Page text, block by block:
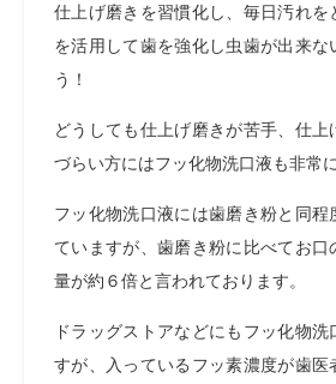
仕上げ磨きを習慣化し、毎日汚れを
を活用して歯を強化し虫歯が出来な
う！
どうしても仕上げ磨きが苦手、仕上
づらい方にはフッ化物洗口液も非常
フッ化物洗口液には歯磨き粉と同程
ていますが、歯磨き粉に比べてお口
量が約６倍と言われております。
ドラッグストアなどにもフッ化物洗
すが、入っているフッ素濃度が歯医